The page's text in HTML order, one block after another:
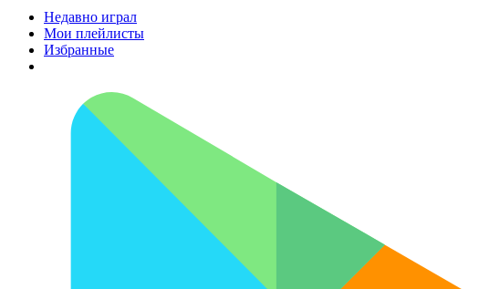
Недавно играл
Мои плейлисты
Избранные